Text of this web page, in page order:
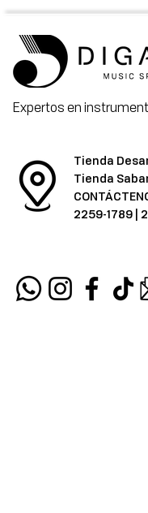
Expertos en
Tienda
Tienda
2259-1789 |